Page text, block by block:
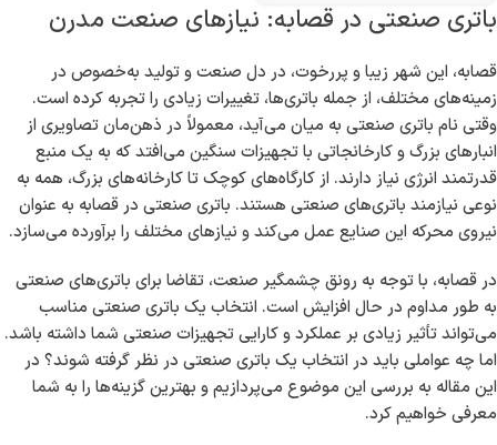
باتری صنعتی در قصابه: نیازهای صنعت مدرن
قصابه، این شهر زیبا و پررخوت، در دل صنعت و تولید به‌خصوص در
زمینه‌های مختلف، از جمله باتری‌ها، تغییرات زیادی را تجربه کرده است.
وقتی نام باتری صنعتی به میان می‌آید، معمولاً در ذهن‌مان تصاویری از
انبارهای بزرگ و کارخانجاتی با تجهیزات سنگین می‌افتد که به یک منبع
قدرتمند انرژی نیاز دارند. از کارگاه‌های کوچک تا کارخانه‌های بزرگ، همه به
نوعی نیازمند باتری‌های صنعتی هستند. باتری صنعتی در قصابه به عنوان
نیروی محرکه این صنایع عمل می‌کند و نیازهای مختلف را برآورده می‌سازد.
در قصابه، با توجه به رونق چشمگیر صنعت، تقاضا برای باتری‌های صنعتی
به طور مداوم در حال افزایش است. انتخاب یک باتری صنعتی مناسب
می‌تواند تأثیر زیادی بر عملکرد و کارایی تجهیزات صنعتی شما داشته باشد.
اما چه عواملی باید در انتخاب یک باتری صنعتی در نظر گرفته شوند؟ در
این مقاله به بررسی این موضوع می‌پردازیم و بهترین گزینه‌ها را به شما
معرفی خواهیم کرد.